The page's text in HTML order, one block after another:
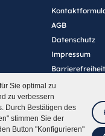
Sie optimal zu
zu verbessern
Durch Bestätigen des
stimmen Sie der
Button "Konfigurieren"
AGB
Datenschutz
Impressum
Cookie-